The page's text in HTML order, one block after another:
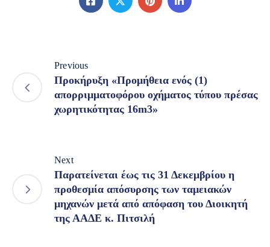
Previous
Προκήρυξη «Προμήθεια ενός (1)
απορριμματοφόρου οχήματος τύπου πρέσας
χωρητικότητας 16m3»
Next
Παρατείνεται έως τις 31 Δεκεμβρίου η
προθεσμία απόσυρσης των ταμειακών
μηχανών μετά από απόφαση του Διοικητή
της ΑΑΔΕ κ. Πιτσιλή